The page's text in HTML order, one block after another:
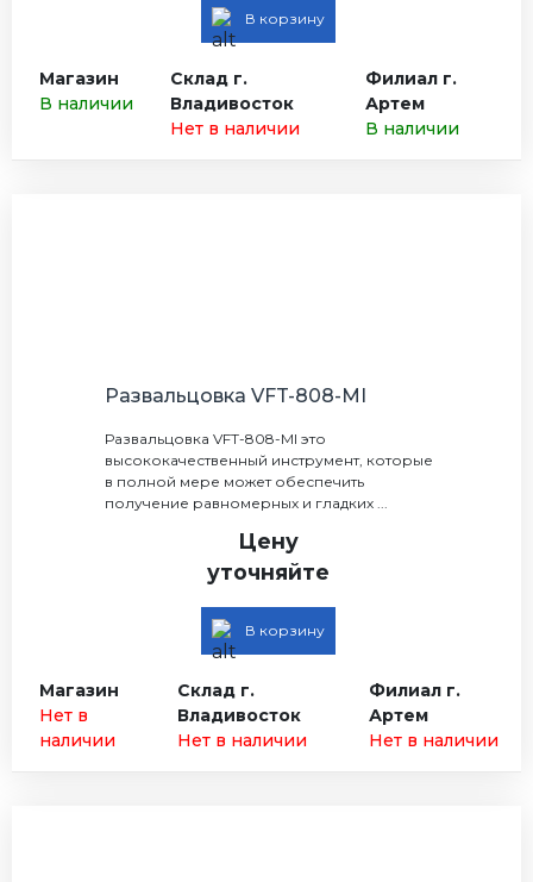
В корзину
Магазин
В наличии
Склад г.
Владивосток
Нет в наличии
Филиал г.
Артем
В наличии
Развальцовка VFT-808-МI
Развальцовка VFT-808-МI это
высококачественный инструмент, которые
в полной мере может обеспечить
получение равномерных и гладких ...
Цену
уточняйте
В корзину
Магазин
Нет в
наличии
Склад г.
Владивосток
Нет в наличии
Филиал г.
Артем
Нет в наличии